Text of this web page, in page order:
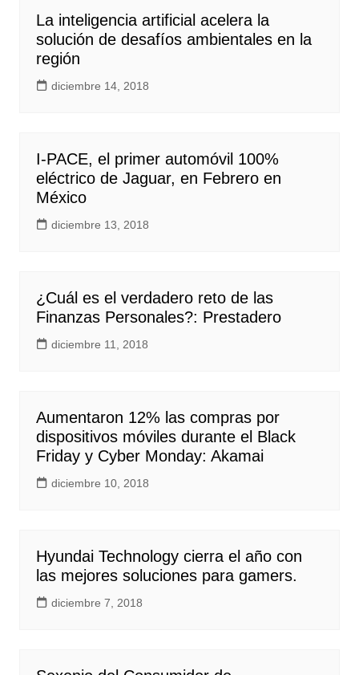
La inteligencia artificial acelera la
solución de desafíos ambientales en la
región
diciembre 14, 2018
I-PACE, el primer automóvil 100%
eléctrico de Jaguar, en Febrero en
México
diciembre 13, 2018
¿Cuál es el verdadero reto de las
Finanzas Personales?: Prestadero
diciembre 11, 2018
Aumentaron 12% las compras por
dispositivos móviles durante el Black
Friday y Cyber Monday: Akamai
diciembre 10, 2018
Hyundai Technology cierra el año con
las mejores soluciones para gamers.
diciembre 7, 2018